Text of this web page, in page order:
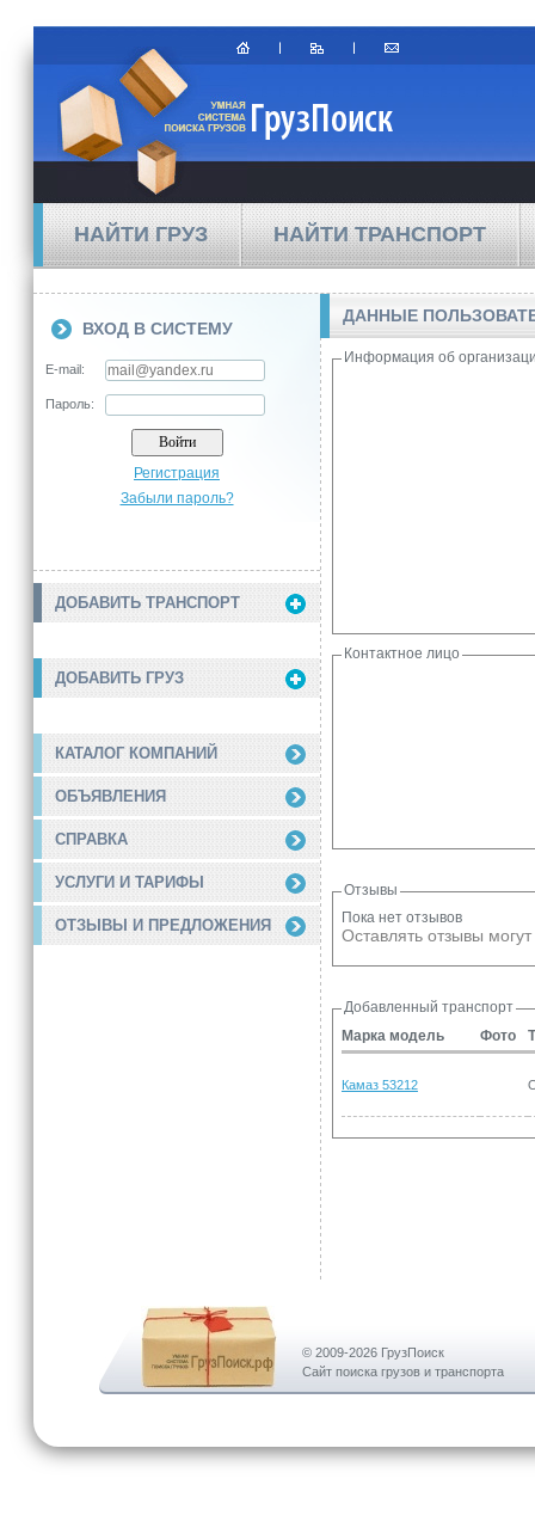
НАЙТИ ГРУЗ НАЙТИ ТРАНСПОРТ
ВХОД В СИСТЕМУ
E-mail:
Пароль:
Регистрация
Забыли пароль?
ДОБАВИТЬ ТРАНСПОРТ
ДОБАВИТЬ ГРУЗ
КАТАЛОГ КОМПАНИЙ
ОБЪЯВЛЕНИЯ
СПРАВКА
УСЛУГИ И ТАРИФЫ
ОТЗЫВЫ И ПРЕДЛОЖЕНИЯ
ДАННЫЕ
Информация об
Контактное лицо
Отзывы
Пока нет отзывов
Оставлять отзывы
Добавленный транспорт
Марка модель
Фото
Камаз 53212
© 2009-2026 ГрузПоиск
Сайт поиска грузов и транспорта